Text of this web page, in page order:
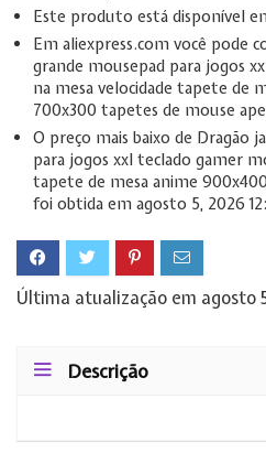
Este produto está disponível
Em aliexpress.com você pode
grande mousepad para jogos
na mesa velocidade tapete de
700x300 tapetes de mouse
O preço mais baixo de Dragão
para jogos xxl teclado gamer
tapete de mesa anime
foi obtida em agosto 5, 2026
Última atualização em agosto
Descrição